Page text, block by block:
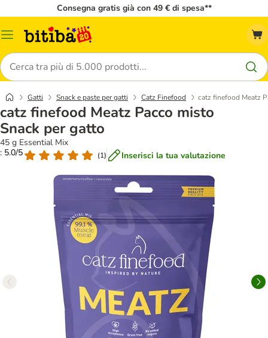
Consegna gratis già con 49 € di spesa**
Overview
Cerca
Gatti Snack e paste per gatti Catz Finefood catz finefood Meatz
catz finefood Meatz Pacco misto
Snack per gatto
45 g Essential Mix
: 5.0/5
(1) Inserisci la tua valutazione